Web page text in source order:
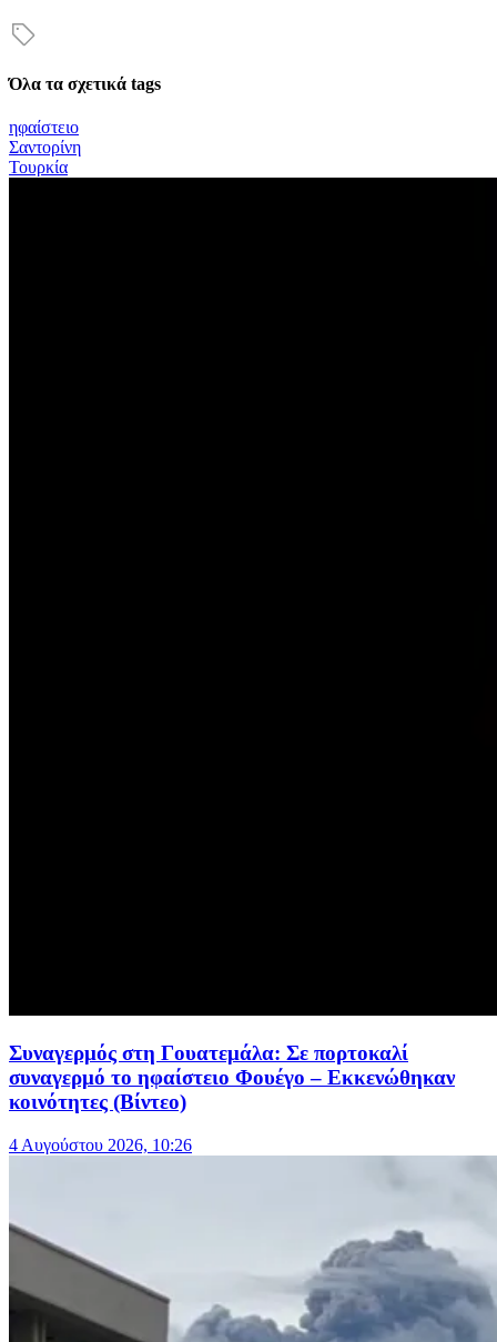
Όλα τα σχετικά tags
ηφαίστειο
Σαντορίνη
Τουρκία
Συναγερμός στη Γουατεμάλα: Σε πορτοκαλί
συναγερμό το ηφαίστειο Φουέγο – Εκκενώθηκαν
κοινότητες (Βίντεο)
4 Αυγούστου 2026, 10:26